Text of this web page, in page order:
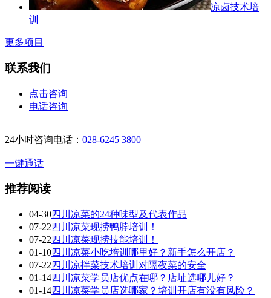
凉卤技术培
训
更多项目
联系我们
点击咨询
电话咨询
24小时咨询电话： 028-6245 3800
一键通话
推荐阅读
04-30四川凉菜的24种味型及代表作品
07-22 四川凉菜现捞鸭脖培训！
07-22 四川凉菜现捞技能培训！
01-10四川凉菜小吃培训哪里好？新手怎么开店？
07-22 四川凉拌菜技术培训对隔夜菜的安全
01-14四川凉菜学员店优点在哪？店址选哪儿好？
01-14四川凉菜学员店选哪家？培训开店有没有风险？